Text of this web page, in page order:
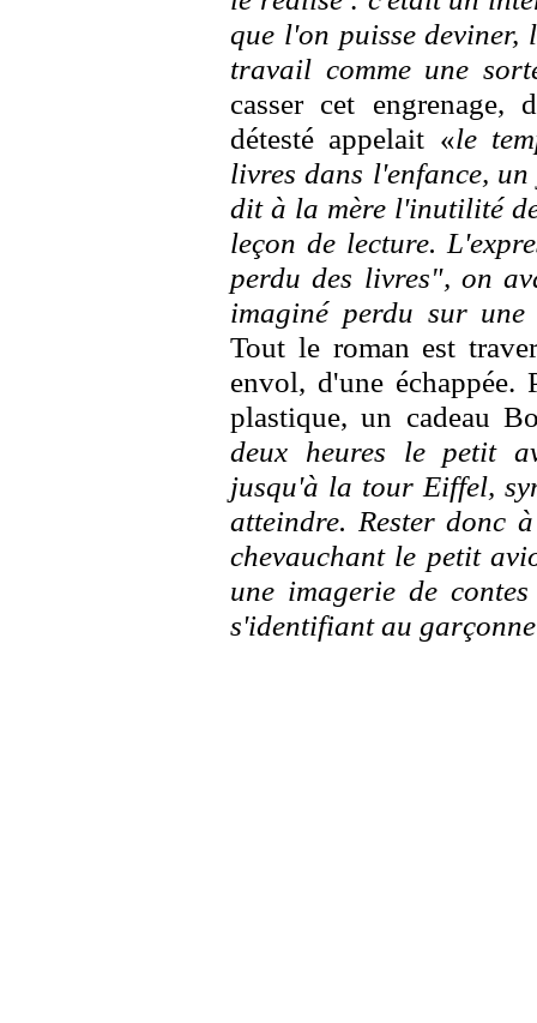
que l'on puisse
travail comme une
casser cet engrenage,
détesté appelait «le
livres dans l'enfance,
dit à la mère l'inutilité
leçon de lecture.
perdu des livres", on
imaginé perdu sur
Tout le roman est
envol, d'une
plastique, un cadeau
deux heures le petit
jusqu'à la tour Eiffel,
atteindre. Rester donc
chevauchant le petit
une imagerie de
s'identifiant au